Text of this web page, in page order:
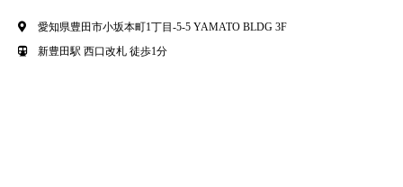
愛知県豊田市小坂本町1丁目-5-5 YAMATO BLDG 3F
新豊田駅 西口改札 徒歩1分